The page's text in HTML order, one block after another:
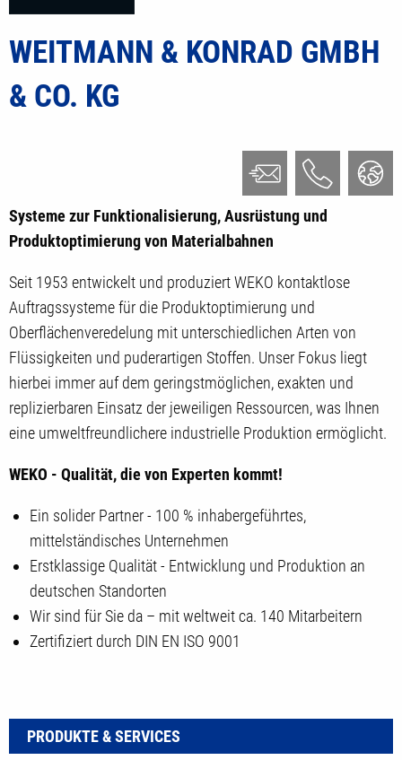
WEITMANN & KONRAD GMBH
& CO. KG
Systeme zur Funktionalisierung, Ausrüstung und
Produktoptimierung von Materialbahnen
Seit 1953 entwickelt und produziert WEKO kontaktlose
Auftragssysteme für die Produktoptimierung und
Oberflächenveredelung mit unterschiedlichen Arten von
Flüssigkeiten und puderartigen Stoffen. Unser Fokus liegt
hierbei immer auf dem geringstmöglichen, exakten und
replizierbaren Einsatz der jeweiligen Ressourcen, was Ihnen
eine umweltfreundlichere industrielle Produktion ermöglicht.
WEKO - Qualität, die von Experten kommt!
Ein solider Partner - 100 % inhabergeführtes,
mittelständisches Unternehmen
Erstklassige Qualität - Entwicklung und Produktion an
deutschen Standorten
Wir sind für Sie da – mit weltweit ca. 140 Mitarbeitern
Zertifiziert durch DIN EN ISO 9001
PRODUKTE & SERVICES